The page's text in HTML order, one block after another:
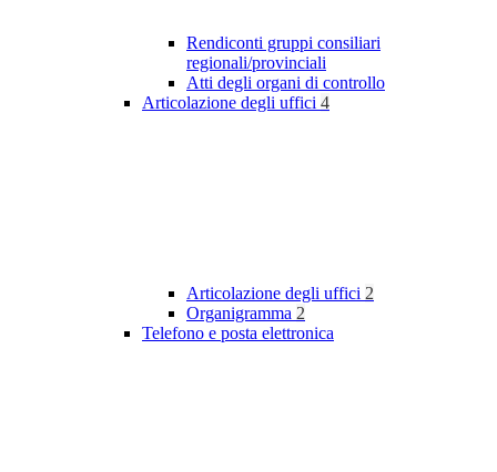
Rendiconti gruppi consiliari
regionali/provinciali
Atti degli organi di controllo
Articolazione degli uffici 4
Articolazione degli uffici 2
Organigramma 2
Telefono e posta elettronica